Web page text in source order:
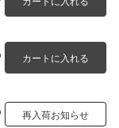
カートに入れる
再入荷お知らせ